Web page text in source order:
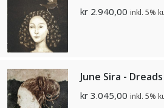
kr 2.940,00 inkl. 5%
June Sira - Dreads
kr 3.045,00 inkl. 5%